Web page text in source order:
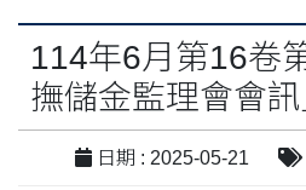
114年6月第16卷
撫儲金監理會會訊
日期 : 2025-05-21